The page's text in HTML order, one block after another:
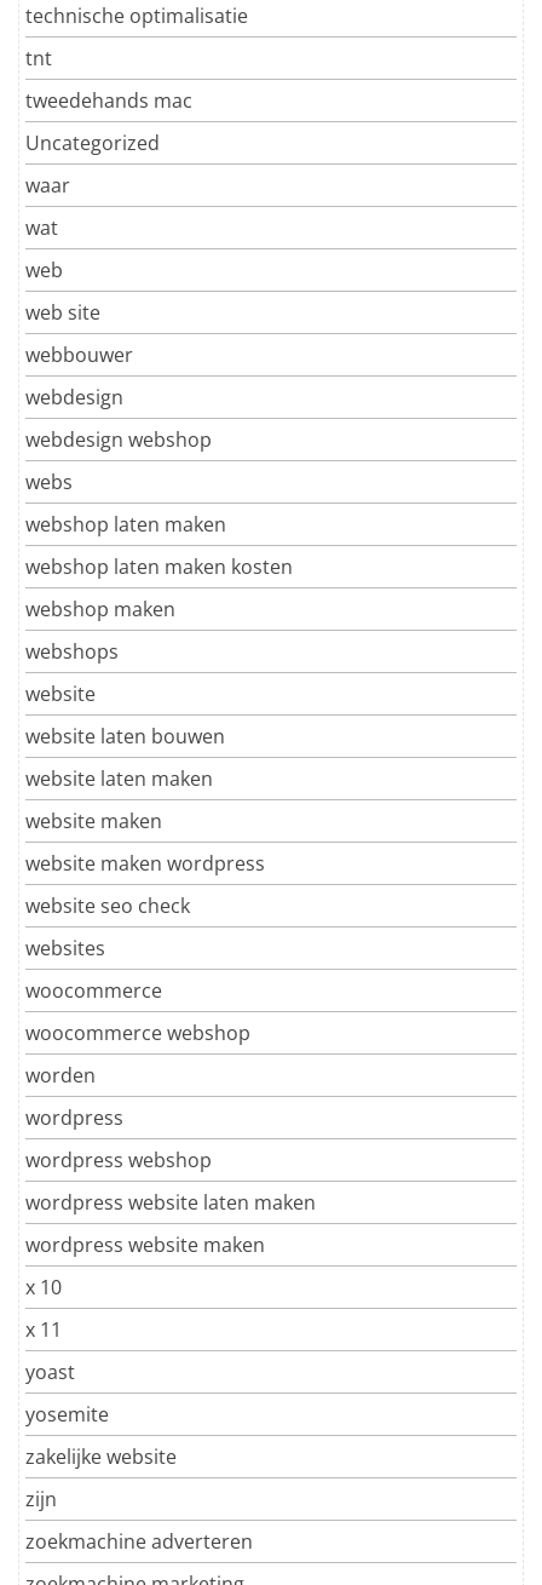
technische optimalisatie
tnt
tweedehands mac
Uncategorized
waar
wat
web
web site
webbouwer
webdesign
webdesign webshop
webs
webshop laten maken
webshop laten maken kosten
webshop maken
webshops
website
website laten bouwen
website laten maken
website maken
website maken wordpress
website seo check
websites
woocommerce
woocommerce webshop
worden
wordpress
wordpress webshop
wordpress website laten maken
wordpress website maken
x 10
x 11
yoast
yosemite
zakelijke website
zijn
zoekmachine adverteren